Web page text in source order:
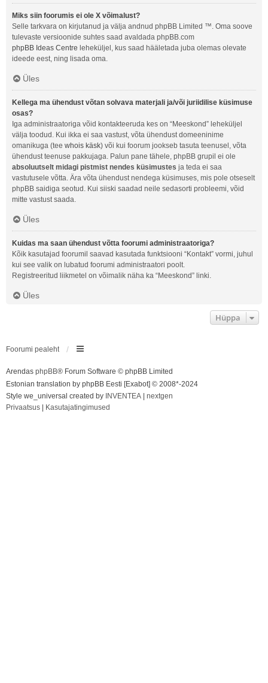
Miks siin foorumis ei ole X võimalust?
Selle tarkvara on kirjutanud ja välja andnud phpBB Limited ™. Oma soove
tulevaste versioonide suhtes saad avaldada phpBB.com
phpBB Ideas Centre leheküljel, kus saad hääletada juba olemas olevate
ideede eest, ning lisada oma.
Üles
Kellega ma ühendust võtan solvava materjali ja/või juriidilise küsimuse
osas?
Iga administraatoriga võid kontakteeruda kes on “Meeskond” leheküljel
välja toodud. Kui ikka ei saa vastust, võta ühendust domeeninime
omanikuga (tee whois käsk) või kui foorum jookseb tasuta teenusel, võta
ühendust teenuse pakkujaga. Palun pane tähele, phpBB grupil ei ole
absoluutselt midagi pistmist nendes küsimustes ja teda ei saa
vastutusele võtta. Ära võta ühendust nendega küsimuses, mis pole otseselt
phpBB saidiga seotud. Kui siiski saadad neile sedasorti probleemi, võid
mitte vastust saada.
Üles
Kuidas ma saan ühendust võtta foorumi administraatoriga?
Kõik kasutajad foorumil saavad kasutada funktsiooni “Kontakt” vormi, juhul
kui see valik on lubatud foorumi administraatori poolt.
Registreeritud liikmetel on võimalik näha ka “Meeskond” linki.
Üles
Hüppa
Foorumi pealeht
Arendas phpBB® Forum Software © phpBB Limited
Estonian translation by phpBB Eesti [Exabot] © 2008*-2024
Style we_universal created by INVENTEA
nextgen
Privaatsus
Kasutajatingimused